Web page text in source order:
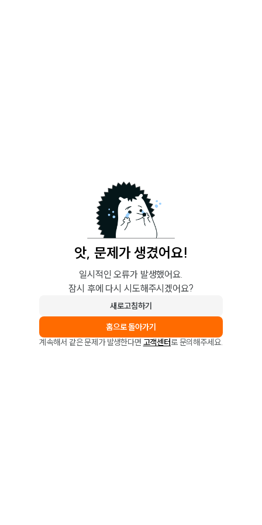
앗, 문제가 생겼어요!
일시적인 오류가 발생했어요.
잠시 후에 다시 시도해주시겠어요?
새로고침하기
홈으로 돌아가기
계속해서 같은 문제가 발생한다면 고객센터로 문의해주세요.